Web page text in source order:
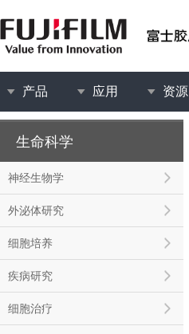
产品 应用 资源
生命科学
神经生物学
外泌体研究
细胞培养
疾病研究
细胞治疗